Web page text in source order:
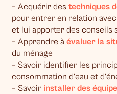
– Acquérir des techniques
pour entrer en relation
et lui apporter des conseils
– Apprendre à évaluer la
du ménage
– Savoir identifier les
consommation d’eau et
– Savoir installer des